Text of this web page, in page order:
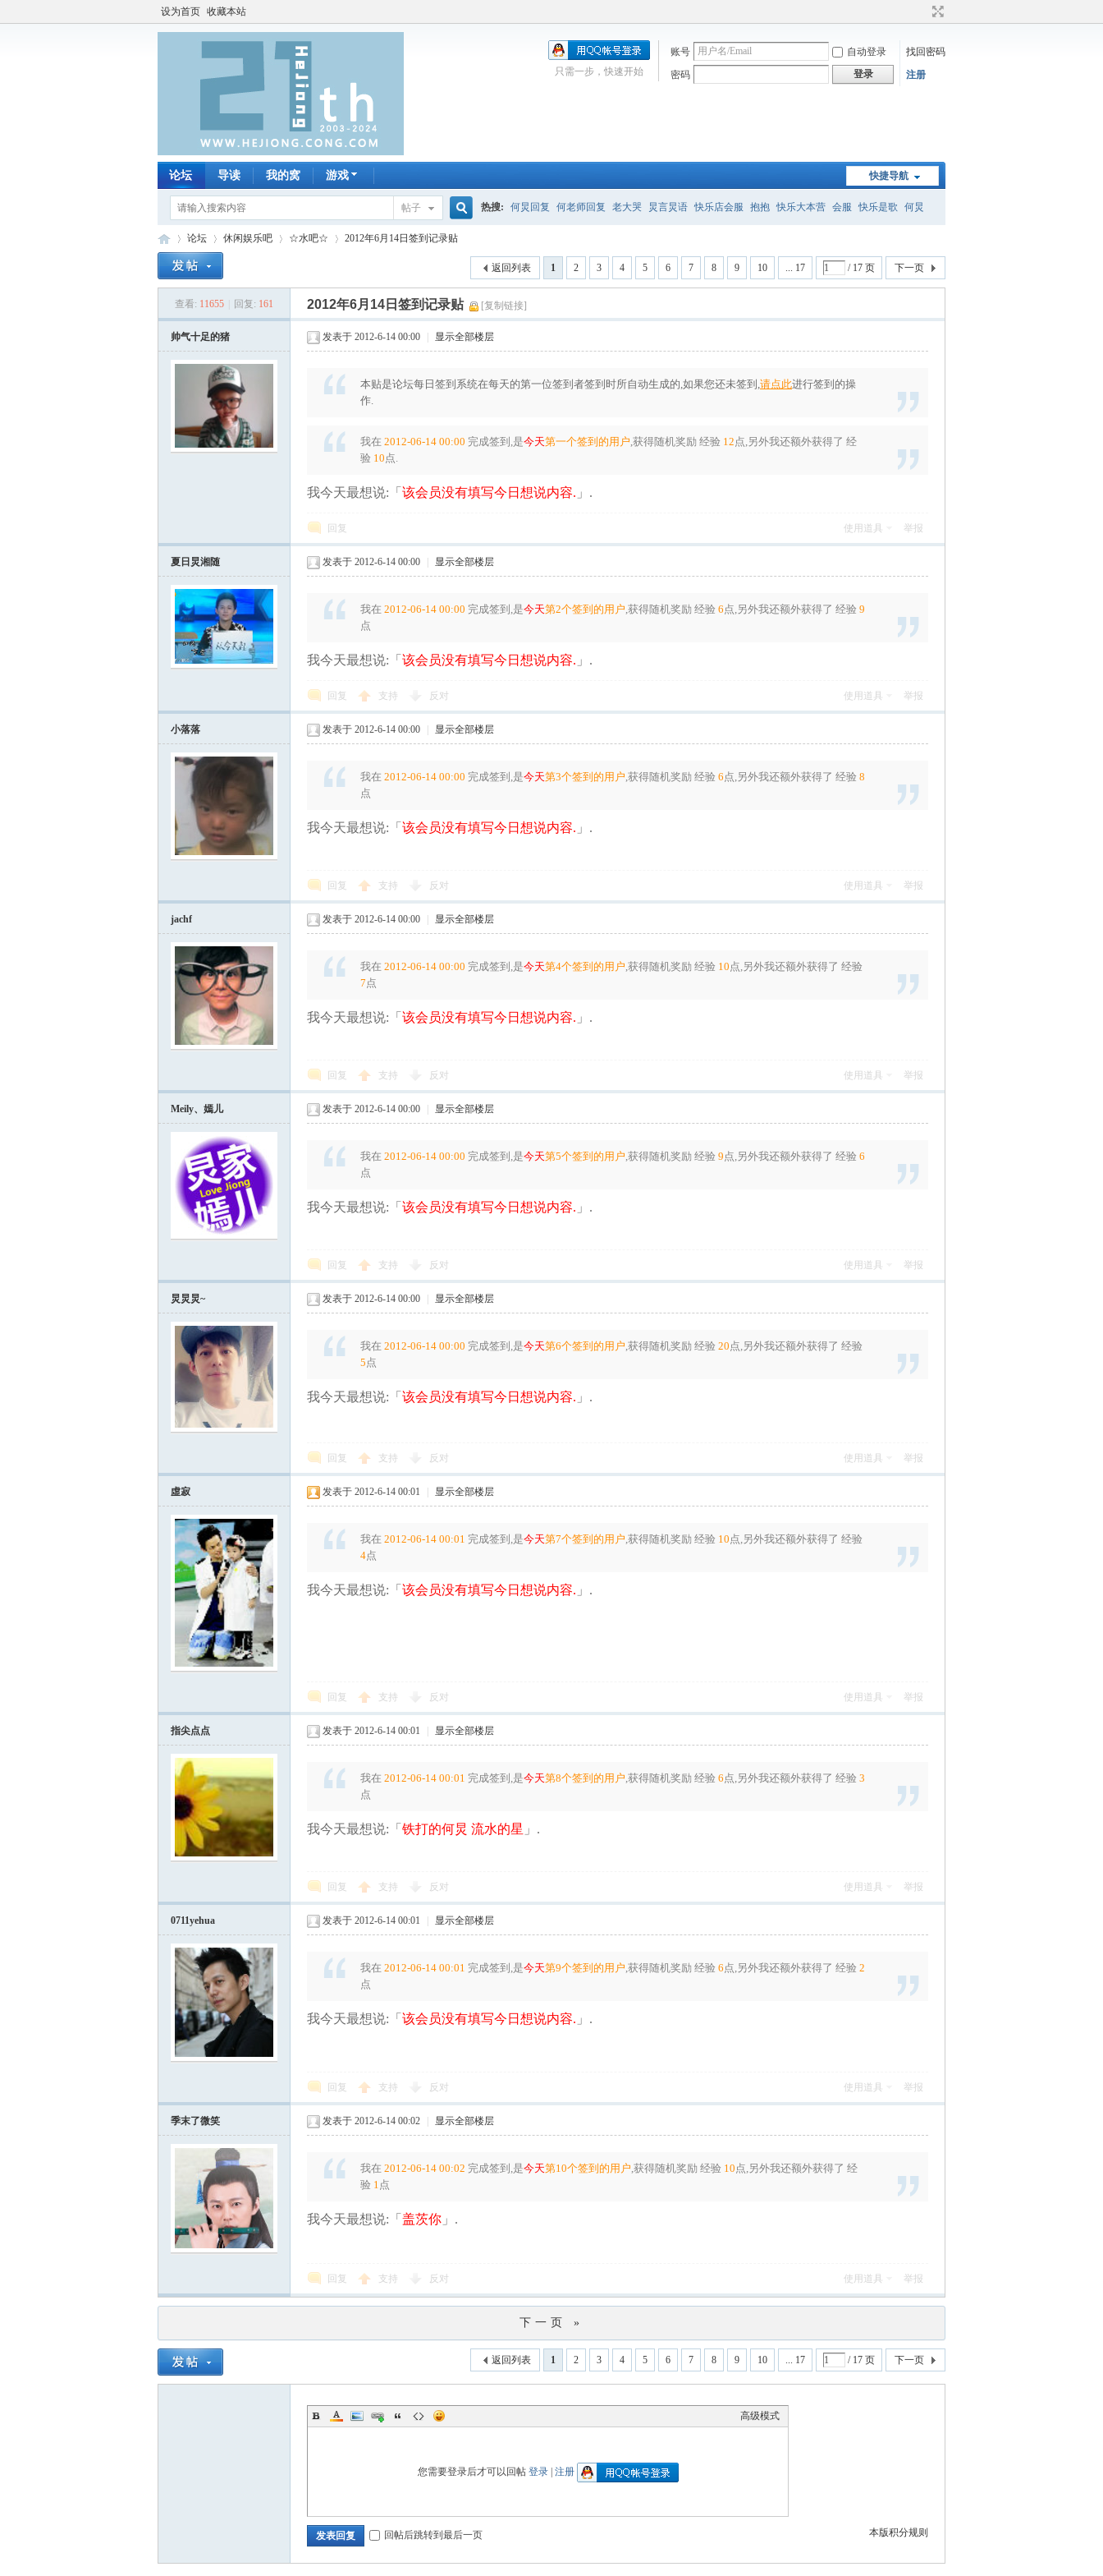
设为首页 收藏本站
账号 自动登录
找回密码
密码
登录 注册
只需一步，快速开始
快捷导航
论坛 导读 我的窝 游戏
帖子
索
热搜: 何炅回复 何老师回复 老大哭 炅言炅语 快乐店会服 抱抱 快乐大本营 会服 快乐是歌 何炅
»
论坛
›
休闲娱乐吧 ☆水吧☆
›
2012年6月14日签到记录贴
1 2 3 4 5 6 7 8 9 10 ... 17 / 17 页 下一页
返回列表
查看: 11655 回复: 161 2012年6月14日签到记录贴 [复制链接]
帅气十足的猪 发表于 2012-6-14 00:00 显示全部楼层
本贴是论坛每日签到系统在每天的第一位签到者签到时所自动生成的,如果您还未签到,请点此进行签到的操
作.
我在 2012-06-14 00:00 完成签到,是今天第一个签到的用户,获得随机奖励 经验 12点,另外我还额外获得了 经
验 10点.
我今天最想说:「 该会员没有填写今日想说内容. 」.
回复 使用道具 举报
夏日炅湘随 发表于 2012-6-14 00:00 显示全部楼层
我在 2012-06-14 00:00 完成签到,是今天第2个签到的用户,获得随机奖励 经验 6点,另外我还额外获得了 经验 9
点
我今天最想说:「 该会员没有填写今日想说内容. 」.
回复 支持 反对 使用道具 举报
小落落 发表于 2012-6-14 00:00 显示全部楼层
我在 2012-06-14 00:00 完成签到,是今天第3个签到的用户,获得随机奖励 经验 6点,另外我还额外获得了 经验 8
点
我今天最想说:「 该会员没有填写今日想说内容. 」.
回复 支持 反对 使用道具 举报
jachf 发表于 2012-6-14 00:00 显示全部楼层
我在 2012-06-14 00:00 完成签到,是今天第4个签到的用户,获得随机奖励 经验 10点,另外我还额外获得了 经验
7点
我今天最想说:「 该会员没有填写今日想说内容. 」.
回复 支持 反对 使用道具 举报
Meily、嫣儿 发表于 2012-6-14 00:00 显示全部楼层
我在 2012-06-14 00:00 完成签到,是今天第5个签到的用户,获得随机奖励 经验 9点,另外我还额外获得了 经验 6
点
我今天最想说:「 该会员没有填写今日想说内容. 」.
回复 支持 反对 使用道具 举报
炅炅炅~ 发表于 2012-6-14 00:00 显示全部楼层
我在 2012-06-14 00:00 完成签到,是今天第6个签到的用户,获得随机奖励 经验 20点,另外我还额外获得了 经验
5点
我今天最想说:「 该会员没有填写今日想说内容. 」.
回复 支持 反对 使用道具 举报
虛寂 发表于 2012-6-14 00:01 显示全部楼层
我在 2012-06-14 00:01 完成签到,是今天第7个签到的用户,获得随机奖励 经验 10点,另外我还额外获得了 经验
4点
我今天最想说:「 该会员没有填写今日想说内容. 」.
回复 支持 反对 使用道具 举报
指尖点点 发表于 2012-6-14 00:01 显示全部楼层
我在 2012-06-14 00:01 完成签到,是今天第8个签到的用户,获得随机奖励 经验 6点,另外我还额外获得了 经验 3
点
我今天最想说:「 铁打的何炅 流水的星 」.
回复 支持 反对 使用道具 举报
0711yehua 发表于 2012-6-14 00:01 显示全部楼层
我在 2012-06-14 00:01 完成签到,是今天第9个签到的用户,获得随机奖励 经验 6点,另外我还额外获得了 经验 2
点
我今天最想说:「 该会员没有填写今日想说内容. 」.
回复 支持 反对 使用道具 举报
季末了微笑 发表于 2012-6-14 00:02 显示全部楼层
我在 2012-06-14 00:02 完成签到,是今天第10个签到的用户,获得随机奖励 经验 10点,另外我还额外获得了 经
验 1点
我今天最想说:「 盖茨你 」.
回复 支持 反对 使用道具 举报
下一页 »
1 2 3 4 5 6 7 8 9 10 ... 17 / 17 页 下一页
返回列表
高级模式
您需要登录后才可以回帖 登录| 注册
本版积分规则
发表回复 回帖后跳转到最后一页